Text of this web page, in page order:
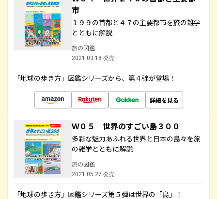
市
１９９の首都と４７の主要都市を旅の雑学
とともに解説
旅の図鑑
2021.03.18 発売
「地球の歩き方」図鑑シリーズから、第４弾が登場！
詳細を見る
Ｗ０５ 世界のすごい島３００
多彩な魅力あふれる世界と日本の島々を旅
の雑学とともに解説
旅の図鑑
2021.05.27 発売
「地球の歩き方」図鑑シリーズ第５弾は世界の「島」！